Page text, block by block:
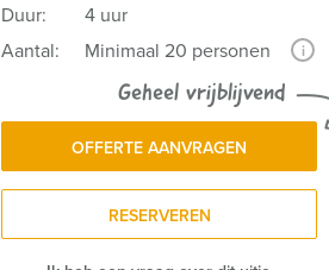
Duur:
4 uur
Aantal:
Minimaal 20 personen i
Geheel vrijblijvend
OFFERTE AANVRAGEN
RESERVEREN